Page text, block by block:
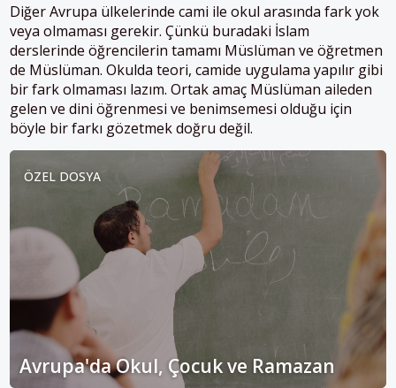
Diğer Avrupa ülkelerinde cami ile okul arasında fark yok
veya olmaması gerekir. Çünkü buradaki İslam
derslerinde öğrencilerin tamamı Müslüman ve öğretmen
de Müslüman. Okulda teori, camide uygulama yapılır gibi
bir fark olmaması lazım. Ortak amaç Müslüman aileden
gelen ve dini öğrenmesi ve benimsemesi olduğu için
böyle bir farkı gözetmek doğru değil.
ÖZEL DOSYA
Avrupa'da Okul, Çocuk ve Ramazan